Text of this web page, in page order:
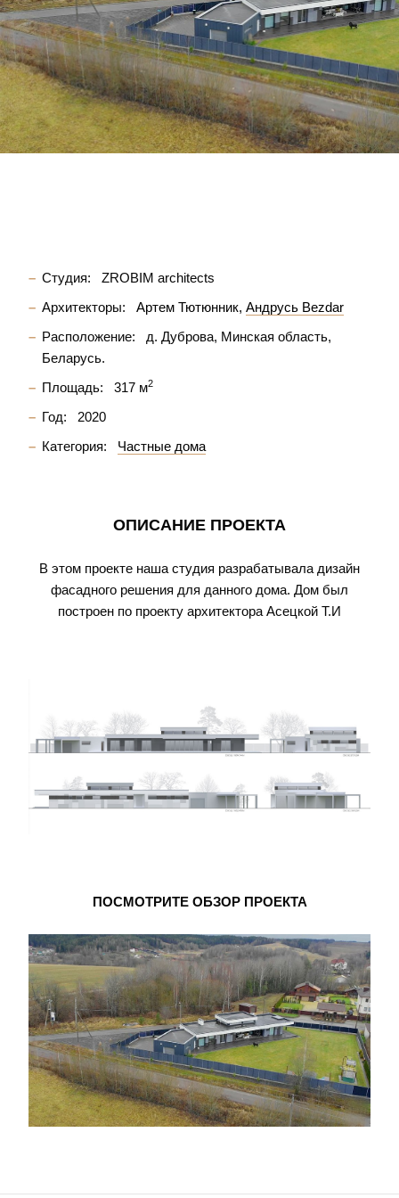
Студия:
ZROBIM architects
Архитекторы:
Артем Тютюнник Андрусь Bezdar
Расположение:
д. Дуброва, Минская область,
Беларусь.
Площадь:
317 м2
Год:
2020
Категория:
Частные дома
ОПИСАНИЕ ПРОЕКТА
В этом проекте наша студия разрабатывала дизайн
фасадного решения для данного дома. Дом был
построен по проекту архитектора Асецкой Т.И
ПОСМОТРИТЕ ОБЗОР ПРОЕКТА